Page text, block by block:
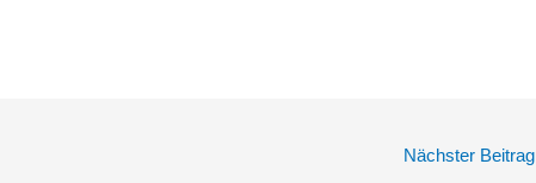
Nächster Beitrag